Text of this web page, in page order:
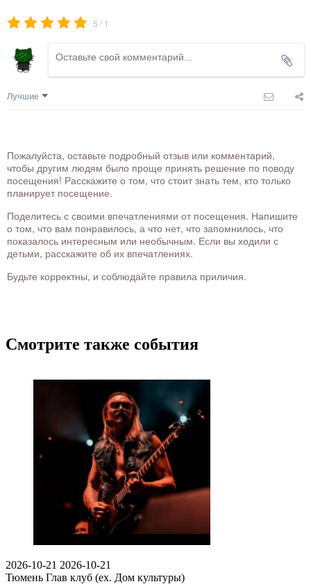
5 / 1
Лучшие
Пожалуйста, оставьте подробный отзыв или комментарий,
чтобы другим людям было проще принять решение по поводу
посещения! Расскажите о том, что стоит знать тем, кто только
планирует посещение.
Поделитесь с своими впечатлениями от посещения. Напишите
о том, что вам понравилось, а что нет, что запомнилось, что
показалось интересным или необычным. Если вы ходили с
детьми, расскажите об их впечатлениях.
Будьте корректны, и соблюдайте правила приличия.
Смотрите также события
2026-10-21 2026-10-21
Тюмень Глав клуб (ex. Дом культуры)